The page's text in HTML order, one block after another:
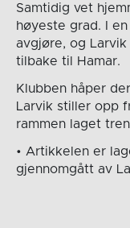
Samtidig vet
høyeste grad. I
avgjøre, og
tilbake til Hamar.
Klubben håper
Larvik stiller opp
rammen laget
• Artikkelen er
gjennomgått av